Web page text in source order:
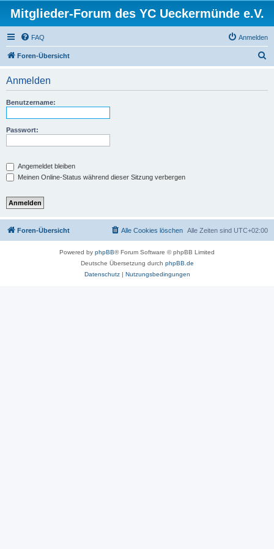
Mitglieder-Forum des YC Ueckermünde e.V.
FAQ Anmelden
Foren-Übersicht
Anmelden
Benutzername:
Passwort:
Angemeldet bleiben
Meinen Online-Status während dieser Sitzung verbergen
Foren-Übersicht Alle Zeiten sind UTC+02:00
Alle Cookies löschen
Powered by phpBB® Forum Software © phpBB Limited
Deutsche Übersetzung durch phpBB.de
Datenschutz| Nutzungsbedingungen